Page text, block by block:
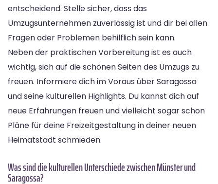
entscheidend. Stelle sicher, dass das
Umzugsunternehmen zuverlässig ist und dir bei allen
Fragen oder Problemen behilflich sein kann.
Neben der praktischen Vorbereitung ist es auch
wichtig, sich auf die schönen Seiten des Umzugs zu
freuen. Informiere dich im Voraus über Saragossa
und seine kulturellen Highlights. Du kannst dich auf
neue Erfahrungen freuen und vielleicht sogar schon
Pläne für deine Freizeitgestaltung in deiner neuen
Heimatstadt schmieden.
Was sind die kulturellen Unterschiede zwischen Münster und
Saragossa?